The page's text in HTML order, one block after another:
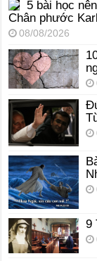
5 bài học
Chân phước
08/08/2026
9